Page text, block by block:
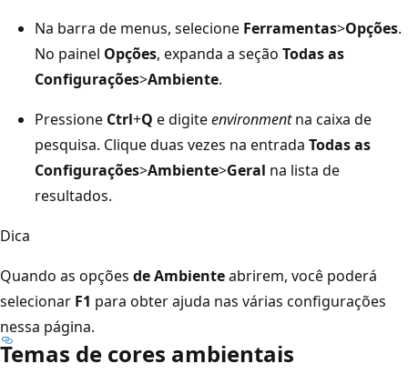
Na barra de menus, selecione Ferramentas>Opções.
No painel Opções, expanda a seção Todas as
Configurações>Ambiente.
Pressione Ctrl+Q e digiteenvironmentna caixa de
pesquisa. Clique duas vezes na entrada Todas as
Configurações>Ambiente>Geral na lista de
resultados.
Dica
Quando as opções de Ambienteabrirem, você poderá
selecionar F1 para obter ajuda nas várias configurações
nessa página.
Temas de cores ambientais